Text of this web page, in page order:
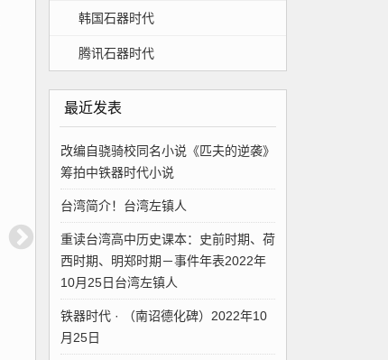
韩国石器时代
腾讯石器时代
最近发表
改编自骁骑校同名小说《匹夫的逆袭》
筹拍中铁器时代小说
台湾简介！台湾左镇人
重读台湾高中历史课本：史前时期、荷
西时期、明郑时期－事件年表2022年
10月25日台湾左镇人
铁器时代 · （南诏德化碑）2022年10
月25日